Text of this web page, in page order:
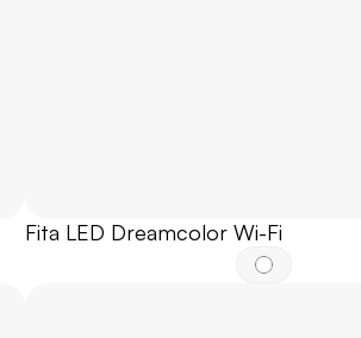
Fita LED Dreamcolor Wi-Fi